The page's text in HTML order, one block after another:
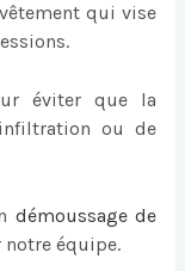
qui vise
éviter que la
ou de
démoussage de
notre équipe.